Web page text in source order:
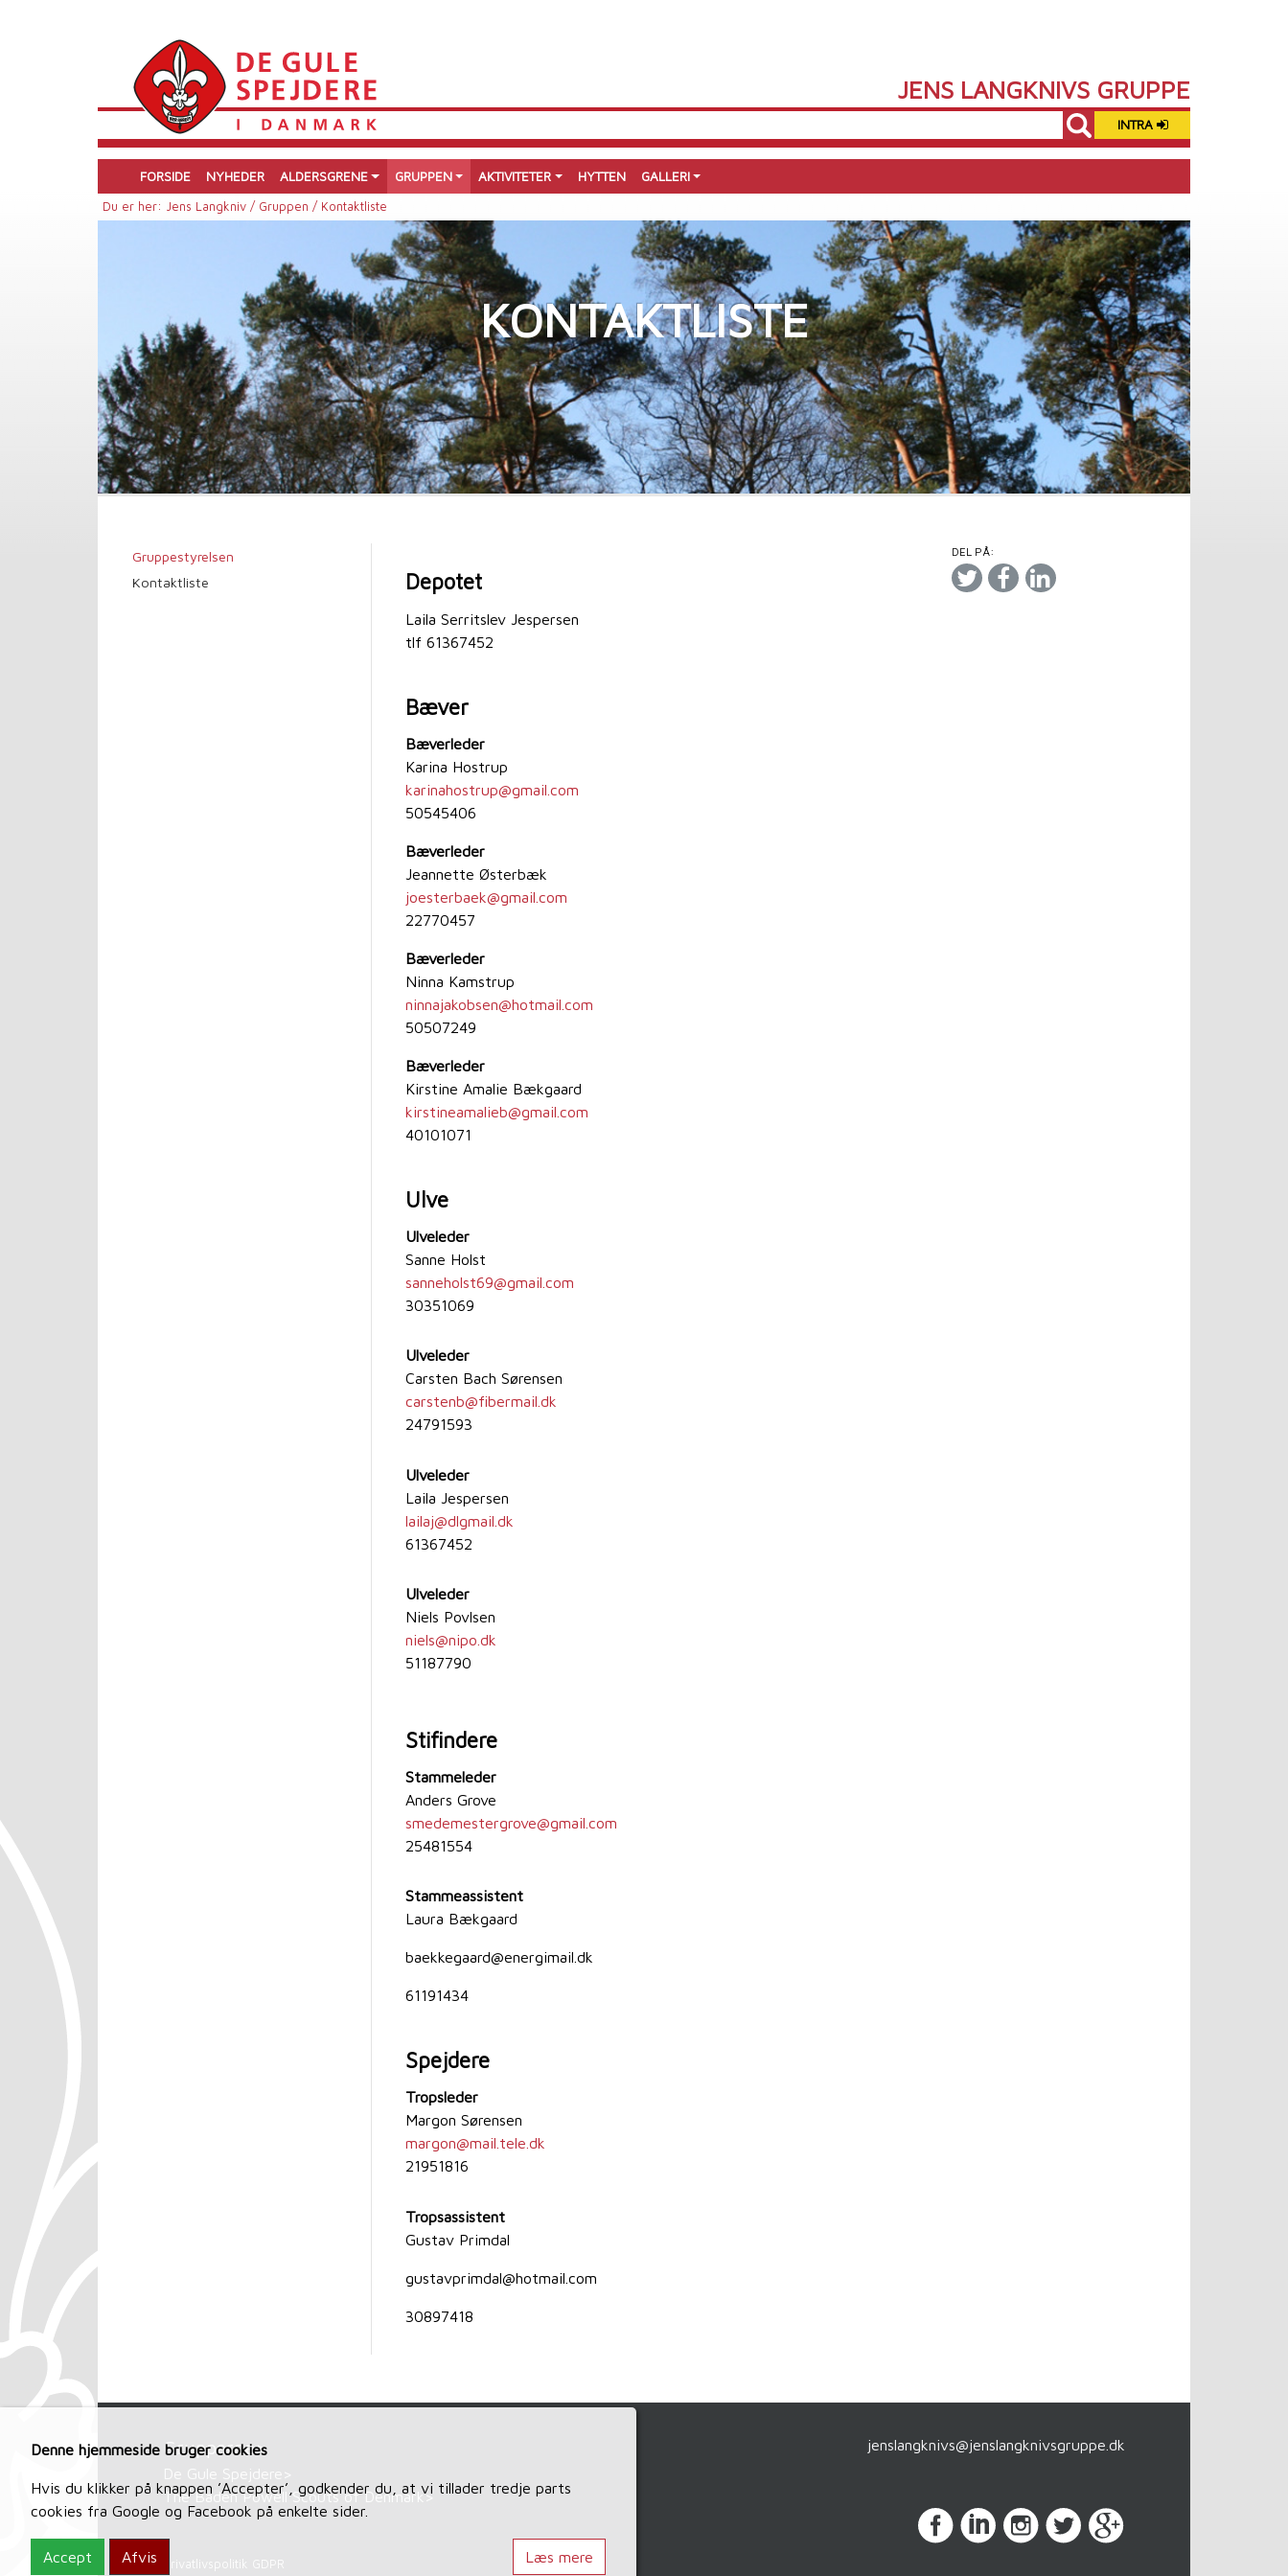
JENS LANGKNIVS GRUPPE
INTRA
FORSIDE NYHEDER ALDERSGRENE GRUPPEN AKTIVITETER HYTTEN GALLERI
Du er her: Jens Langkniv / Gruppen / Kontaktliste
KONTAKTLISTE
Gruppestyrelsen
Kontaktliste
Depotet
Laila Serritslev Jespersen
tlf 61367452
Bæver
Bæverleder
Karina Hostrup
karinahostrup@gmail.com
50545406
Bæverleder
Jeannette Østerbæk
joesterbaek@gmail.com
22770457
Bæverleder
Ninna Kamstrup
ninnajakobsen@hotmail.com
50507249
Bæverleder
Kirstine Amalie Bækgaard
kirstineamalieb@gmail.com
40101071
Ulve
Ulveleder
Sanne Holst
sanneholst69@gmail.com
30351069
Ulveleder
Carsten Bach Sørensen
carstenb@fibermail.dk
24791593
Ulveleder
Laila Jespersen
lailaj@dlgmail.dk
61367452
Ulveleder
Niels Povlsen
niels@nipo.dk
51187790
Stifindere
Stammeleder
Anders Grove
smedemestergrove@gmail.com
25481554
Stammeassistent
Laura Bækgaard
baekkegaard@energimail.dk
61191434
Spejdere
Tropsleder
Margon Sørensen
margon@mail.tele.dk
21951816
Tropsassistent
Gustav Primdal
gustavprimdal@hotmail.com
30897418
DEL PÅ:
Grupperne>
De Gule Spejdere>
The Baden Powell Scouts of Denmark>
jenslangknivs@jenslangknivsgruppe.dk
Privatlivspolitik GDPR
Denne hjemmeside bruger cookies
Hvis du klikker på knappen ’Accepter’, godkender du, at vi tillader tredje parts
cookies fra Google og Facebook på enkelte sider.
Læs mere
Accept Afvis